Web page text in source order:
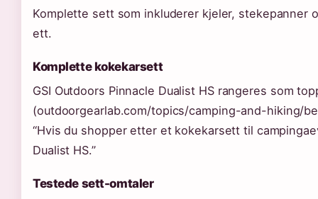
Komplette sett som inkluderer kjeler, stekepanner
ett.
Komplette kokekarsett
GSI Outdoors Pinnacle Dualist HS rangeres som
(outdoorgearlab.com/topics/camping-and-hiking/
“Hvis du shopper etter et kokekarsett til
Dualist HS.”
Testede sett-omtaler